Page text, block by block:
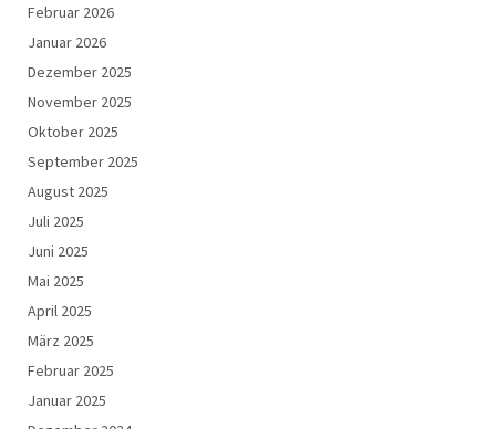
Februar 2026
Januar 2026
Dezember 2025
November 2025
Oktober 2025
September 2025
August 2025
Juli 2025
Juni 2025
Mai 2025
April 2025
März 2025
Februar 2025
Januar 2025